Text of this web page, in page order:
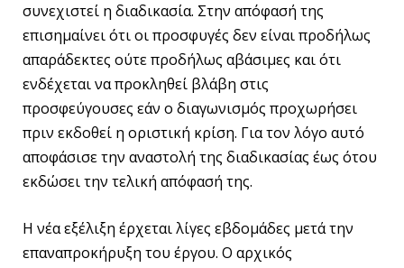
συνεχιστεί η διαδικασία. Στην απόφασή της
επισημαίνει ότι οι προσφυγές δεν είναι προδήλως
απαράδεκτες ούτε προδήλως αβάσιμες και ότι
ενδέχεται να προκληθεί βλάβη στις
προσφεύγουσες εάν ο διαγωνισμός προχωρήσει
πριν εκδοθεί η οριστική κρίση. Για τον λόγο αυτό
αποφάσισε την αναστολή της διαδικασίας έως ότου
εκδώσει την τελική απόφασή της.
Η νέα εξέλιξη έρχεται λίγες εβδομάδες μετά την
επαναπροκήρυξη του έργου. Ο αρχικός